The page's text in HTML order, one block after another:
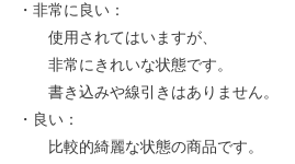
・非常に良い：
使用されてはいますが、
非常にきれいな状態です。
書き込みや線引きはありません。
・良い：
比較的綺麗な状態の商品です。